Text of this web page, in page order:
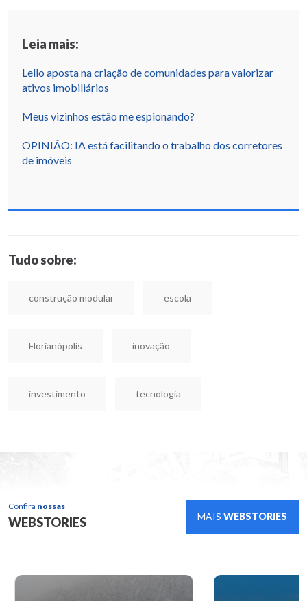
Leia mais:
Lello aposta na criação de comunidades para valorizar
ativos imobiliários
Meus vizinhos estão me espionando?
OPINIÃO: IA está facilitando o trabalho dos corretores
de imóveis
Tudo sobre:
construção modular escola
Florianópolis inovação
investimento tecnologia
Confira nossas
WEBSTORIES MAIS WEBSTORIES